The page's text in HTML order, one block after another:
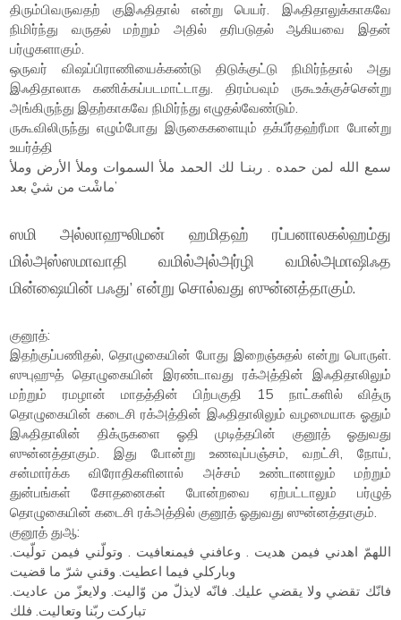
திரும்பிவருவதற் குஇஃதிதால் என்று பெயர். இஃதிதாலுக்காகவே
நிமிர்ந்து வருதல் மற்றும் அதில் தரிபடுதல் ஆகியவை இதன்
பர்ழுகளாகும்.
ஒருவர் விஷப்பிராணியைக்கண்டு திடுக்குட்டு நிமிர்ந்தால் அது
இஃதிதாலாக கணிக்கப்படமாட்டாது. திரம்பவும் ருகூஉக்குச்சென்று
அங்கிருந்து இதற்காகவே நிமிர்ந்து எழுதல்வேண்டும்.
ருகூவிலிருந்து எழும்போது இருகைகளையும் தக்பீர்தஹ்ரீமா போன்று
உயர்த்தி
سمع الله لمن حمده . ربنـا لك الحمد ملأ السموات وملأ الأرض وملأ
ماشْت من شيْ بعد’
ஸமி அல்லாஹுலிமன் ஹமிதஹ் ரப்பனாலகல்ஹம்து
மில்அஸ்ஸமாவாதி வமில்அல்அர்ழி வமில்அமாஷிஃத
மின்ஷையின் பஃது’ என்று சொல்வது ஸுன்னத்தாகும்.
குனூத்:
இதற்குப்பணிதல், தொழுகையின் போது இறைஞ்சுதல் என்று பொருள்.
ஸுபுஹுத் தொழுகையின் இரண்டாவது ரக்அத்தின் இஃதிதாலிலும்
மற்றும் ரமழான் மாதத்தின் பிற்பகுதி 15 நாட்களில் வித்ரு
தொழுகையின் கடைசி ரக்அத்தின் இஃதிதாலிலும் வழமையாக ஓதும்
இஃதிதாலின் திக்ருகளை ஓதி முடித்தபின் குனூத் ஓதுவது
ஸுன்னத்தாகும். இது போன்று உணவுப்பஞ்சம், வறட்சி, நோய்,
சன்மார்க்க விரோதிகளினால் அச்சம் உண்டானாலும் மற்றும்
துன்பங்கள் சோதனைகள் போன்றவை ஏற்பட்டாலும் பர்ழுத்
தொழுகையின் கடைசி ரக்அத்தில் குனூத் ஓதுவது ஸுன்னத்தாகும்.
குனூத் துஆ:
اللهمّ اهدني فيمن هديت . وعافني فيمنعافيت . وتولّني فيمن تولّيت.
وباركلي فيما اعطيت. وقني شرّ ما قضيت
فانّك تقضي ولا يقضي عليك. فانّه لايذلّ من وّاليت. ولايعزّ من عاديت.
تباركت ربّنا وتعاليت. فلك